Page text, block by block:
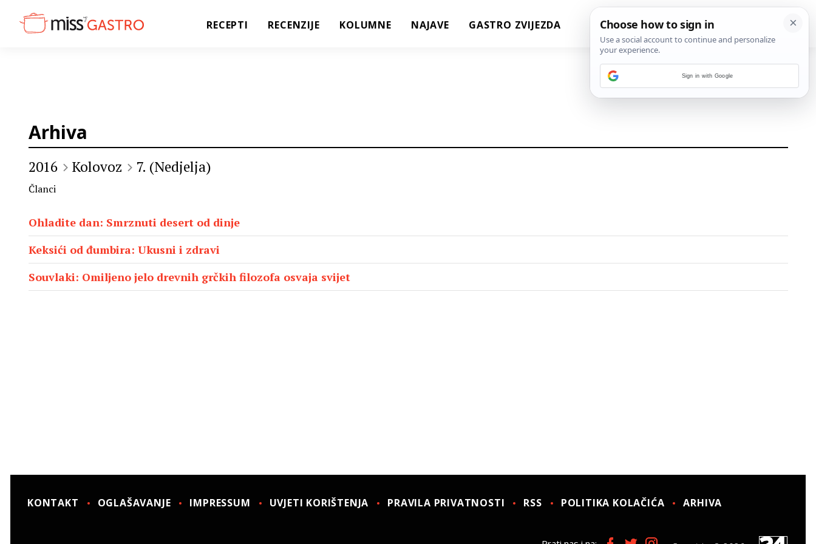
RECEPTI RECENZIJE KOLUMNE NAJAVE GASTRO ZVIJEZDA
Arhiva
2016 Kolovoz 7. (Nedjelja)
Članci
Ohladite dan: Smrznuti desert od dinje
Keksići od đumbira: Ukusni i zdravi
Souvlaki: Omiljeno jelo drevnih grčkih filozofa osvaja svijet
KONTAKT OGLAŠAVANJE IMPRESSUM UVJETI KORIŠTENJA PRAVILA PRIVATNOSTI RSS POLITIKA KOLAČIĆA ARHIVA
Sign in with Google